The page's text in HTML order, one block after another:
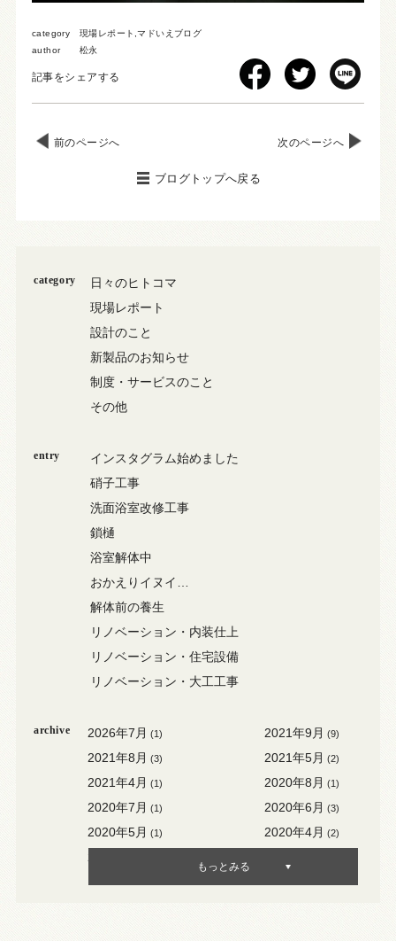
category 現場レポート ,マドいえブログ
author
松永
記事をシェアする
前のページへ 次のページへ
ブログトップへ戻る
category
日々のヒトコマ
現場レポート
設計のこと
新製品のお知らせ
制度・サービスのこと
その他
entry
インスタグラム始めました
硝子工事
洗面浴室改修工事
鎖樋
浴室解体中
おかえりイヌイ…
解体前の養生
リノベーション・内装仕上
リノベーション・住宅設備
リノベーション・大工工事
archive 2026年7月 (1) 2021年9月 (9)
2021年8月 (3) 2021年5月 (2)
2021年4月 (1) 2020年8月 (1)
2020年7月 (1) 2020年6月 (3)
2020年5月 (1) 2020年4月 (2)
もっとみる